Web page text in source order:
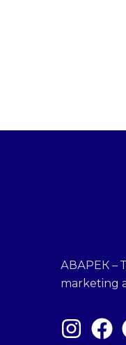
АВАРЕК –
marketing